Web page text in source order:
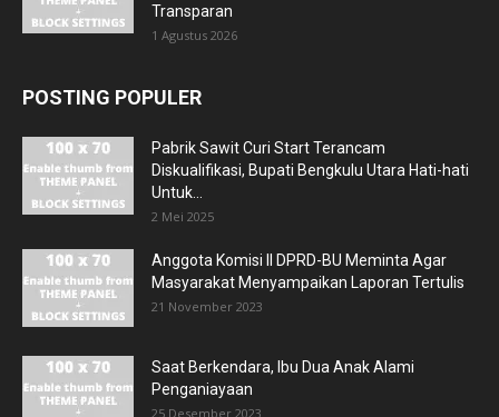
Transparan
1 Agustus 2026
POSTING POPULER
Pabrik Sawit Curi Start Terancam
Diskualifikasi, Bupati Bengkulu Utara Hati-hati
Untuk...
2 Mei 2025
Anggota Komisi II DPRD-BU Meminta Agar
Masyarakat Menyampaikan Laporan Tertulis
21 November 2023
Saat Berkendara, Ibu Dua Anak Alami
Penganiayaan
25 Desember 2023